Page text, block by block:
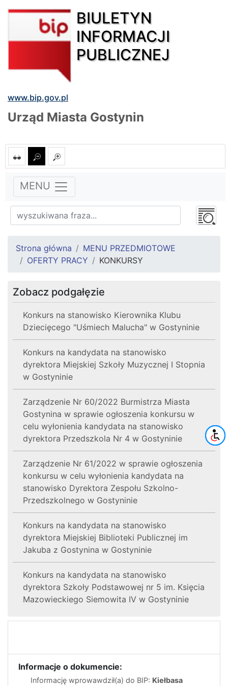
BIULETYN
INFORMACJI
PUBLICZNEJ
www.bip.gov.pl
Urząd Miasta Gostynin
MENU
Strona główna
MENU PRZEDMIOTOWE
OFERTY PRACY
KONKURSY
Zobacz podgałęzie
Konkurs na stanowisko Kierownika Klubu
Dziecięcego "Uśmiech Malucha" w Gostyninie
Konkurs na kandydata na stanowisko
dyrektora Miejskiej Szkoły Muzycznej I Stopnia
w Gostyninie
Zarządzenie Nr 60/2022 Burmistrza Miasta
Gostynina w sprawie ogłoszenia konkursu w
celu wyłonienia kandydata na stanowisko
dyrektora Przedszkola Nr 4 w Gostyninie
Zarządzenie Nr 61/2022 w sprawie ogłoszenia
konkursu w celu wyłonienia kandydata na
stanowisko Dyrektora Zespołu Szkolno-
Przedszkolnego w Gostyninie
Konkurs na kandydata na stanowisko
dyrektora Miejskiej Biblioteki Publicznej im
Jakuba z Gostynina w Gostyninie
Konkurs na kandydata na stanowisko
dyrektora Szkoły Podstawowej nr 5 im. Księcia
Mazowieckiego Siemowita IV w Gostyninie
Informacje o dokumencie:
Informację wprowawdził(a) do BIP: Kiełbasa